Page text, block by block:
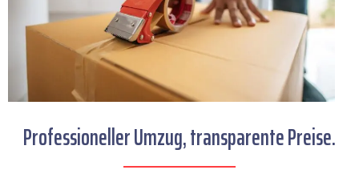
Professioneller Umzug, transparente Preise.